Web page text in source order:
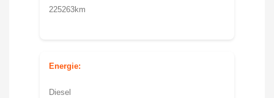
225263km
Energie:
Diesel